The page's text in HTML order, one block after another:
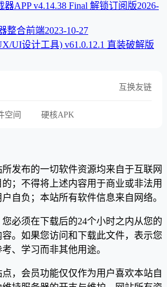
器APP v4.14.38 Final 解锁订阅版2026-
整合前端2023-10-27
UI设计工具) v61.0.12.1 直装破解版
互换友链
空间 硬核APK
发布的一切软件资源均来自于互联网
；不得将上述内容用于商业或非法用
自负；本站所有软件信息来自网络。
必须在下载后的24个小时之内从您的
。如果您访问和下载此文件，表示您
、学习而非其他用途。
，会员功能仅仅作为用户喜欢本站自